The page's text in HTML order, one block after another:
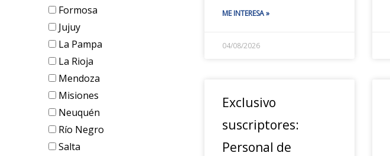
Formosa
Jujuy
La Pampa
La Rioja
Mendoza
Misiones
Neuquén
Río Negro
Salta
ME INTERESA »
04/08/2026
Exclusivo
suscriptores:
Personal de